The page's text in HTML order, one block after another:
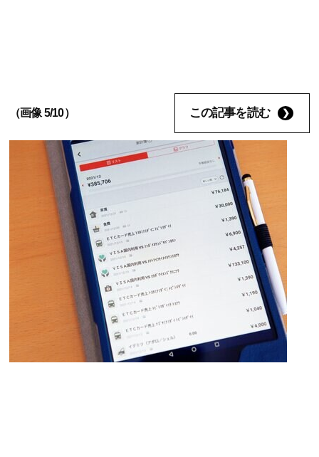
（画像 5/10） この記事を読む